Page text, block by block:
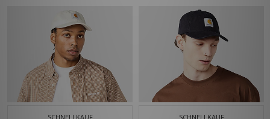
SCHNELLKAUF SCHNELLKAUF